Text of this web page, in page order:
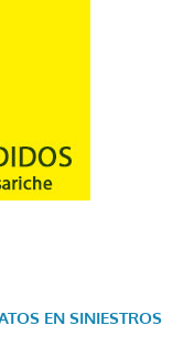
EN SINIESTROS